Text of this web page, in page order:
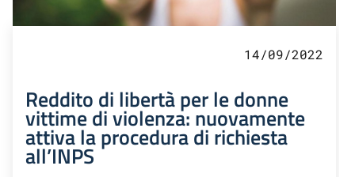
14/09/2022
Reddito di libertà per le donne
vittime di violenza: nuovamente
attiva la procedura di richiesta
all’INPS